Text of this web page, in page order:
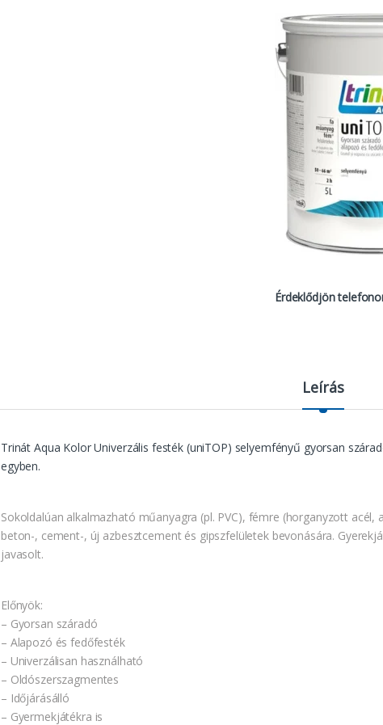
Érdeklődjön
Leírás
Trinát Aqua Kolor Univerzális festék (uniTOP) selyemfényű gyorsan
egyben.
Sokoldalúan alkalmazható műanyagra (pl. PVC), fémre (horganyzott
beton-, cement-, új azbesztcement és gipszfelületek bevonására.
javasolt.
Előnyök:
– Gyorsan száradó
– Alapozó és fedőfesték
– Univerzálisan használható
– Oldószerszagmentes
– Időjárásálló
– Gyermekjátékra is